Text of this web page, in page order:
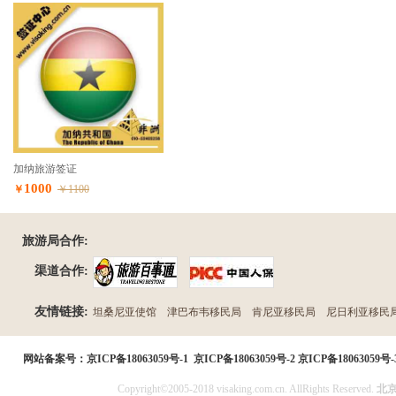
加纳旅游签证
￥ 1000 ￥1100
旅游局合作:
渠道合作:
友情链接: 坦桑尼亚使馆 津巴布韦移民局 肯尼亚移民局 尼日利亚移民
网站备案号： 京ICP备18063059号-1 京ICP备18063059号-2 京ICP备18063059号-
Copyright©2005-2018 visaking.com.cn. AllRights Reserved. 北